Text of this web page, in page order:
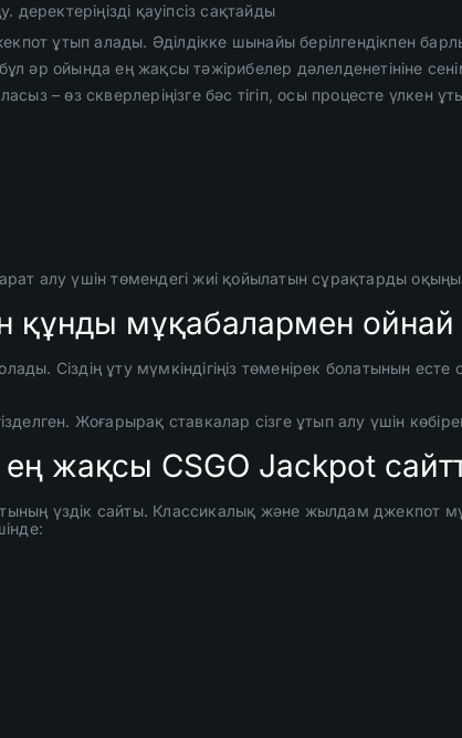
қауіпсіз сақтайды
ұтып алады. Әділдікке шынайы берілгендікпен
әр ойында ең жақсы тәжірибелер дәлелденетініне
– өз скверлеріңізге бәс тігіп, осы процесте үлкен
алу үшін төмендегі жиі қойылатын сұрақтарды
құнды мұқабалармен
Сіздің ұту мүмкіндігіңіз төменірек болатынын есте
Жоғарырақ ставкалар сізге ұтып алу үшін
жақсы CSGO Jackpot
үздік сайты. Классикалық және жылдам джекпот